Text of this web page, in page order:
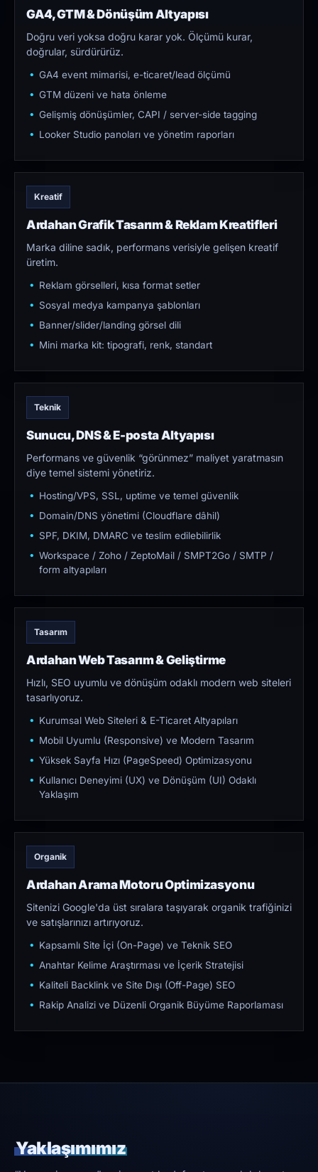
GA4, GTM & Dönüşüm Altyapısı
Doğru veri yoksa doğru karar yok. Ölçümü kurar,
doğrular, sürdürürüz.
GA4 event mimarisi, e-ticaret/lead ölçümü
GTM düzeni ve hata önleme
Gelişmiş dönüşümler, CAPI / server-side tagging
Looker Studio panoları ve yönetim raporları
Kreatif
Ardahan Grafik Tasarım & Reklam Kreatifleri
Marka diline sadık, performans verisiyle gelişen kreatif
üretim.
Reklam görselleri, kısa format setler
Sosyal medya kampanya şablonları
Banner/slider/landing görsel dili
Mini marka kit: tipografi, renk, standart
Teknik
Sunucu, DNS & E-posta Altyapısı
Performans ve güvenlik “görünmez” maliyet yaratmasın
diye temel sistemi yönetiriz.
Hosting/VPS, SSL, uptime ve temel güvenlik
Domain/DNS yönetimi (Cloudflare dâhil)
SPF, DKIM, DMARC ve teslim edilebilirlik
Workspace / Zoho / ZeptoMail / SMPT2Go / SMTP /
form altyapıları
Tasarım
Ardahan Web Tasarım & Geliştirme
Hızlı, SEO uyumlu ve dönüşüm odaklı modern web siteleri
tasarlıyoruz.
Kurumsal Web Siteleri & E-Ticaret Altyapıları
Mobil Uyumlu (Responsive) ve Modern Tasarım
Yüksek Sayfa Hızı (PageSpeed) Optimizasyonu
Kullanıcı Deneyimi (UX) ve Dönüşüm (UI) Odaklı
Yaklaşım
Organik
Ardahan Arama Motoru Optimizasyonu
Sitenizi Google'da üst sıralara taşıyarak organik trafiğinizi
ve satışlarınızı artırıyoruz.
Kapsamlı Site İçi (On-Page) ve Teknik SEO
Anahtar Kelime Araştırması ve İçerik Stratejisi
Kaliteli Backlink ve Site Dışı (Off-Page) SEO
Rakip Analizi ve Düzenli Organik Büyüme Raporlaması
Yaklaşımımız